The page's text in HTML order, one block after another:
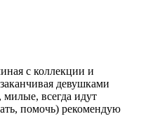
с коллекции и
девушками
милые, всегда идут
помочь) рекомендую